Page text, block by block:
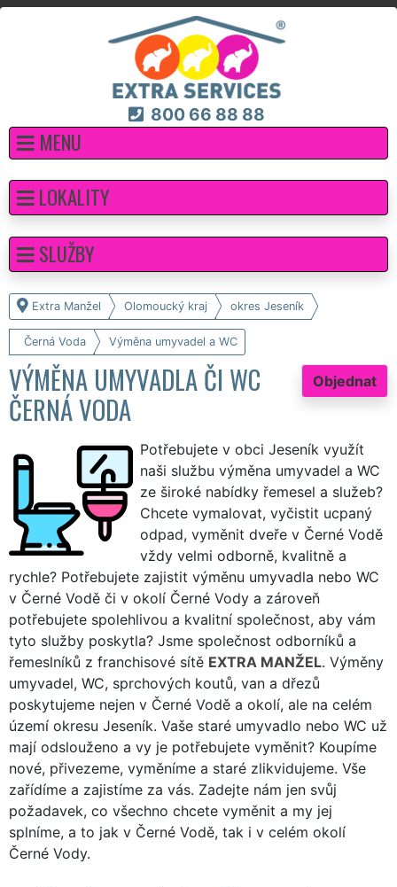
800 66 88 88
MENU
Extra Manžel Olomoucký kraj okres Jeseník
Černá Voda Výměna umyvadel a WC
Objednat
VÝMĚNA UMYVADLA ČI WC
ČERNÁ VODA
Potřebujete v obci Jeseník využít
naši službu výměna umyvadel a WC
ze široké nabídky řemesel a služeb?
Chcete vymalovat, vyčistit ucpaný
odpad, vyměnit dveře v Černé Vodě
vždy velmi odborně, kvalitně a
rychle? Potřebujete zajistit výměnu umyvadla nebo WC
v Černé Vodě či v okolí Černé Vody a zároveň
potřebujete spolehlivou a kvalitní společnost, aby vám
tyto služby poskytla? Jsme společnost odborníků a
řemeslníků z franchisové sítě EXTRA MANŽEL. Výměny
umyvadel, WC, sprchových koutů, van a dřezů
poskytujeme nejen v Černé Vodě a okolí, ale na celém
území okresu Jeseník. Vaše staré umyvadlo nebo WC už
mají odslouženo a vy je potřebujete vyměnit? Koupíme
nové, přivezeme, vyměníme a staré zlikvidujeme. Vše
zařídíme a zajistíme za vás. Zadejte nám jen svůj
požadavek, co všechno chcete vyměnit a my jej
splníme, a to jak v Černé Vodě, tak i v celém okolí
Černé Vody.
LOKALITY
SLUŽBY